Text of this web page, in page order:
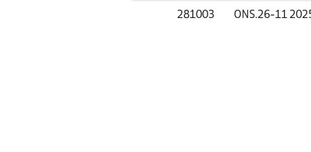
281003 ONS.26-11